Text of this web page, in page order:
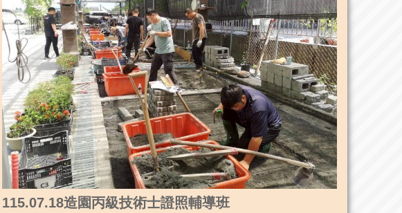
115.07.18造園丙級技術士證照輔導班